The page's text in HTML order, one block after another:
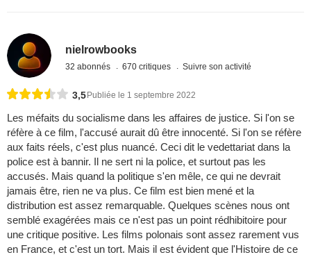
nielrowbooks
32 abonnés 670 critiques Suivre son activité
3,5 Publiée le 1 septembre 2022
Les méfaits du socialisme dans les affaires de justice. Si l'on se
réfère à ce film, l'accusé aurait dû être innocenté. Si l'on se réfère
aux faits réels, c'est plus nuancé. Ceci dit le vedettariat dans la
police est à bannir. Il ne sert ni la police, et surtout pas les
accusés. Mais quand la politique s'en mêle, ce qui ne devrait
jamais être, rien ne va plus. Ce film est bien mené et la
distribution est assez remarquable. Quelques scènes nous ont
semblé exagérées mais ce n'est pas un point rédhibitoire pour
une critique positive. Les films polonais sont assez rarement vus
en France, et c'est un tort. Mais il est évident que l'Histoire de ce